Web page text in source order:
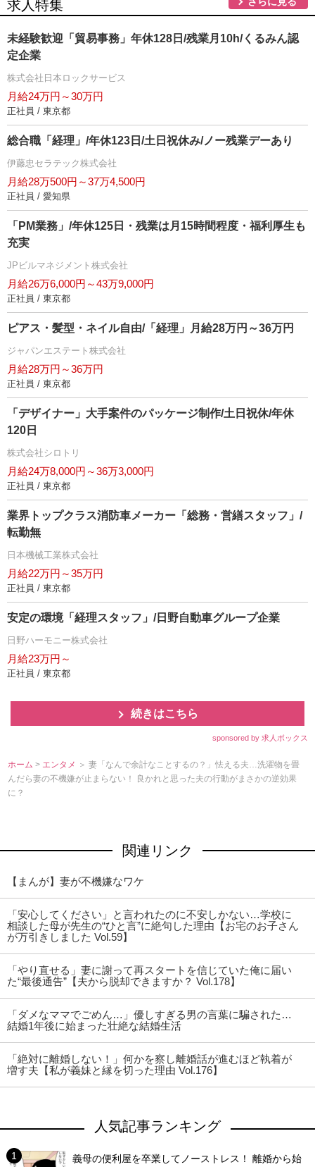
求人特集
未経験歓迎「貿易事務」年休128日/残業月10h/くるみん認
定企業
株式会社日本ロックサービス
月給24万円～30万円
正社員 / 東京都
総合職「経理」/年休123日/土日祝休み/ノー残業デーあり
伊藤忠セラテック株式会社
月給28万500円～37万4,500円
正社員 / 愛知県
「PM業務」/年休125日・残業は月15時間程度・福利厚生も
充実
JPビルマネジメント株式会社
月給26万6,000円～43万9,000円
正社員 / 東京都
ピアス・髪型・ネイル自由/「経理」月給28万円～36万円
ジャパンエステート株式会社
月給28万円～36万円
正社員 / 東京都
「デザイナー」大手案件のパッケージ制作/土日祝休/年休
120日
株式会社シロトリ
月給24万8,000円～36万3,000円
正社員 / 東京都
業界トップクラス消防車メーカー「総務・営繕スタッフ」/
転勤無
日本機械工業株式会社
月給22万円～35万円
正社員 / 東京都
安定の環境「経理スタッフ」/日野自動車グループ企業
日野ハーモニー株式会社
月給23万円～
正社員 / 東京都
続きはこちら
sponsored by 求人ボックス
ホーム > エンタメ ＞ 妻「なんで余計なことするの？」怯える夫…洗濯物を畳
んだら妻の不機嫌が止まらない！ 良かれと思った夫の行動がまさかの逆効果
に？
関連リンク
【まんが】妻が不機嫌なワケ
「安心してください」と言われたのに不安しかない…学校に
相談した母が先生の“ひと言”に絶句した理由【お宅のお子さん
が万引きしました Vol.59】
「やり直せる」妻に謝って再スタートを信じていた俺に届い
た“最後通告”【夫から脱却できますか？ Vol.178】
「ダメなママでごめん…」優しすぎる男の言葉に騙された…
結婚1年後に始まった壮絶な結婚生活
「絶対に離婚しない！」何かを察し離婚話が進むほど執着が
増す夫【私が義妹と縁を切った理由 Vol.176】
人気記事ランキング
義母の便利屋を卒業してノーストレス！ 離婚から始